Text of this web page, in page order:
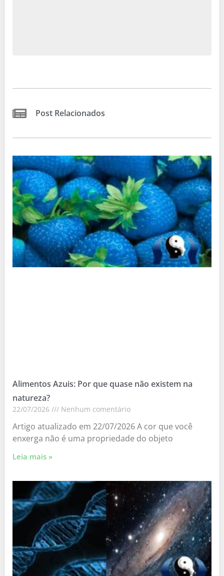
Post Relacionados
Alimentos Azuis: Por que quase não existem na
natureza?
22/07/2026 Nenhum comentário
Artigo atualizado em 22/07/2026 A cor que você
enxerga não é uma propriedade do objeto
Leia mais »